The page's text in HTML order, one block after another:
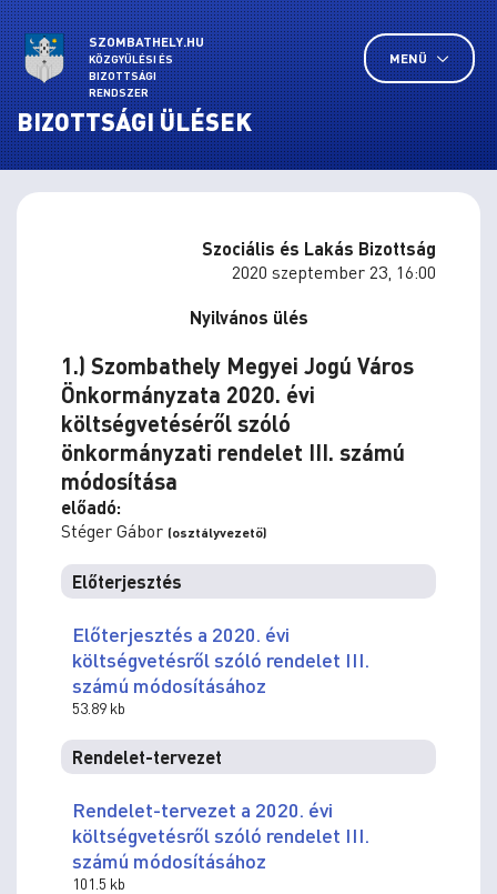
SZOMBATHELY.HU
KÖZGYŰLÉSI ÉS
BIZOTTSÁGI
RENDSZER
MENÜ
BIZOTTSÁGI ÜLÉSEK
Szociális és Lakás Bizottság
2020 szeptember 23, 16:00
Nyilvános ülés
1.) Szombathely Megyei Jogú Város
Önkormányzata 2020. évi
költségvetéséről szóló
önkormányzati rendelet III. számú
módosítása
előadó:
Stéger Gábor (osztályvezető)
Előterjesztés
Előterjesztés a 2020. évi
költségvetésről szóló rendelet III.
számú módosításához
53.89 kb
Rendelet-tervezet
Rendelet-tervezet a 2020. évi
költségvetésről szóló rendelet III.
számú módosításához
101.5 kb